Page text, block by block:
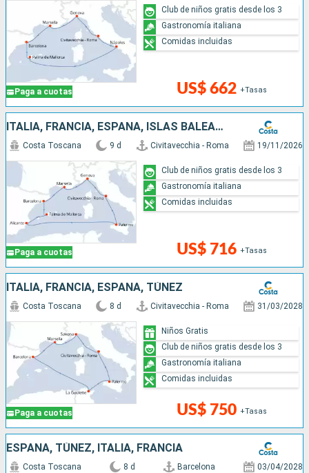
Paga a cuotas US$ 662 +Tasas
Club de niños gratis desde los 3
Gastronomía italiana
Comidas incluidas
ITALIA, FRANCIA, ESPAÑA, ISLAS BALEARES
Paga a cuotas
Costa Toscana 9 d Civitavecchia - Roma 19/11/2026
US$ 716 +Tasas
Club de niños gratis desde los 3
Gastronomía italiana
Comidas incluidas
ITALIA, FRANCIA, ESPAÑA, TÚNEZ
Paga a cuotas
Costa Toscana 8 d Civitavecchia - Roma 31/03/2028
US$ 750 +Tasas
Niños Gratis
Club de niños gratis desde los 3
Gastronomía italiana
Comidas incluidas
ESPAÑA, TÚNEZ, ITALIA, FRANCIA
Costa Toscana 8 d Barcelona 03/04/2028